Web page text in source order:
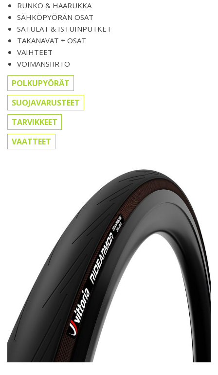
RUNKO & HAARUKKA
SÄHKÖPYÖRÄN OSAT
SATULAT & ISTUINPUTKET
TAKANAVAT + OSAT
VAIHTEET
VOIMANSIIRTO
POLKUPYÖRÄT
SUOJAVARUSTEET
TARVIKKEET
VAATTEET